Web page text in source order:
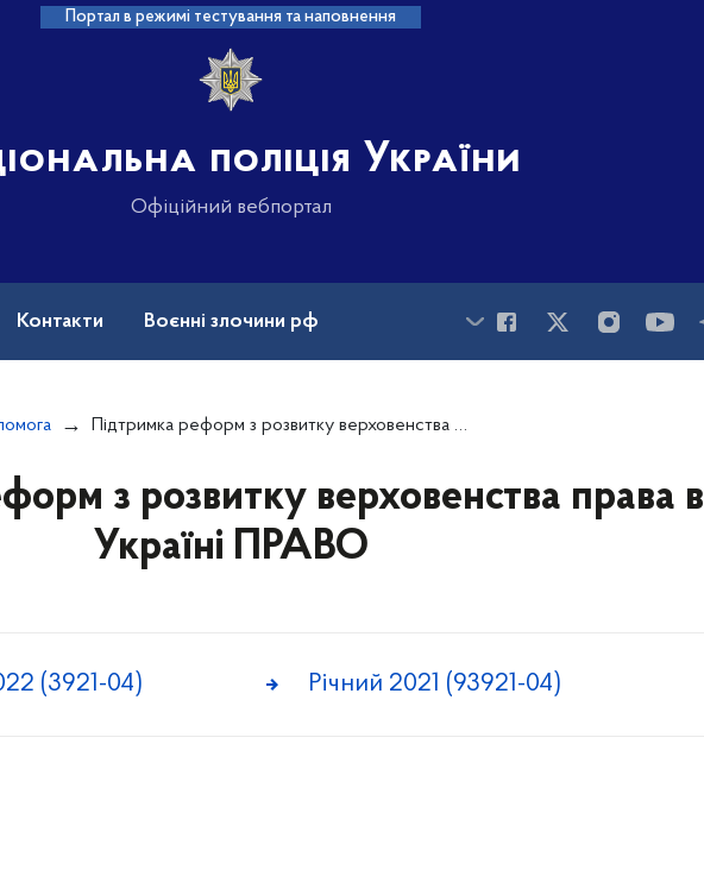
Портал в режимі тестування та наповнення
поліція України
Офіційний вебпортал
Контакти Воєнні злочини рф
Підтримка реформ з розвитку верховенства права в Україні ПРАВО
з розвитку верховенства права в
Україні ПРАВО
(3921-04) Річний 2021 (93921-04)